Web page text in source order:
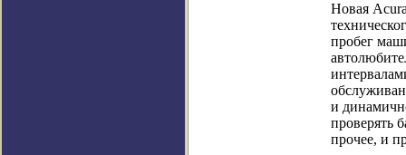
Новая
пробег
и
проверять
прочее, и